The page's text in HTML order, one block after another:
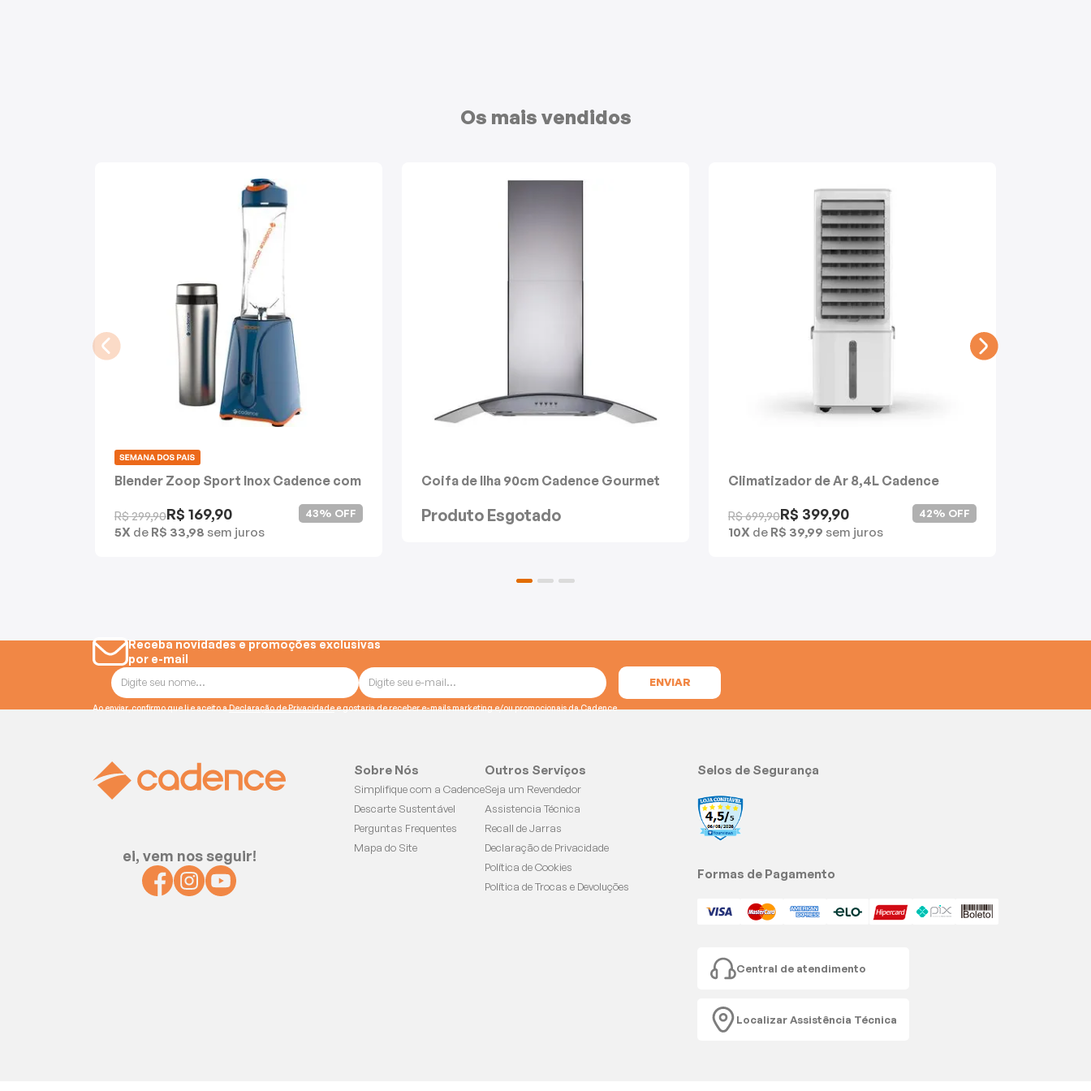
Os mais vendidos
Blender Zoop Sport Inox Cadence com
R$ 299,90R$ 169,90
5X de R$ 33,98 sem juros
43% OFF
Coifa de Ilha 90cm Cadence Gourmet
Produto Esgotado
Climatizador de Ar 8,4L Cadence
R$ 699,90R$ 399,90
10X de R$ 39,99 sem juros
42% OFF
Receba novidades e promoções exclusivas
por e-mail
Ao enviar, confirmo que li e aceito a Declaração de Privacidade e gostaria de receber e-mails marketing e/ou promocionais da Cadence
ei, vem nos seguir!
Sobre Nós
Simplifique com a Cadence
Descarte Sustentável
Perguntas Frequentes
Mapa do Site
Outros Serviços
Seja um Revendedor
Assistencia Técnica
Recall de Jarras
Declaração de Privacidade
Política de Cookies
Política de Trocas e Devoluções
Selos de Segurança
Formas de Pagamento
Central de atendimento
Localizar Assistência Técnica